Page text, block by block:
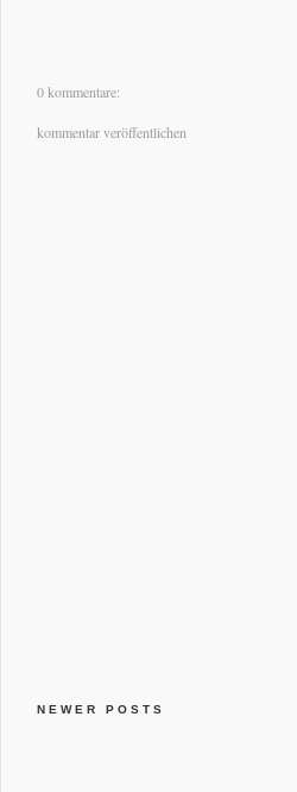
0 kommentare:
kommentar veröffentlichen
NEWER POSTS